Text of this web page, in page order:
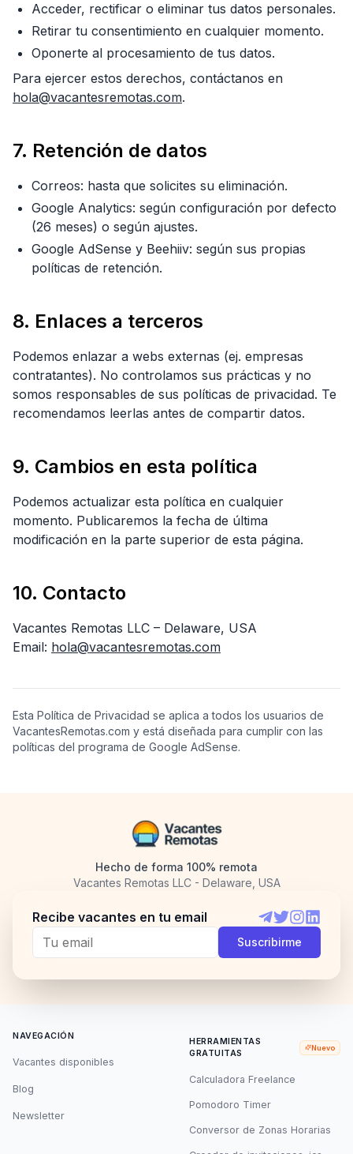
Acceder, rectificar o eliminar tus datos personales.
Retirar tu consentimiento en cualquier momento.
Oponerte al procesamiento de tus datos.
Para ejercer estos derechos, contáctanos en
hola@vacantesremotas.com.
7. Retención de datos
Correos: hasta que solicites su eliminación.
Google Analytics: según configuración por defecto
(26 meses) o según ajustes.
Google AdSense y Beehiiv: según sus propias
políticas de retención.
8. Enlaces a terceros
Podemos enlazar a webs externas (ej. empresas
contratantes). No controlamos sus prácticas y no
somos responsables de sus políticas de privacidad. Te
recomendamos leerlas antes de compartir datos.
9. Cambios en esta política
Podemos actualizar esta política en cualquier
momento. Publicaremos la fecha de última
modificación en la parte superior de esta página.
10. Contacto
Vacantes Remotas LLC – Delaware, USA
Email: hola@vacantesremotas.com
Esta Política de Privacidad se aplica a todos los usuarios de
VacantesRemotas.com y está diseñada para cumplir con las
políticas del programa de Google AdSense.
Hecho de forma 100% remota
Vacantes Remotas LLC - Delaware, USA
Recibe vacantes en tu email
Telegram
TwitterInstagram
Suscribirme
NAVEGACIÓN
Vacantes disponibles
Blog
Newsletter
HERRAMIENTAS
GRATUITAS
Nuevo
Calculadora Freelance
Pomodoro Timer
Conversor de Zonas Horarias